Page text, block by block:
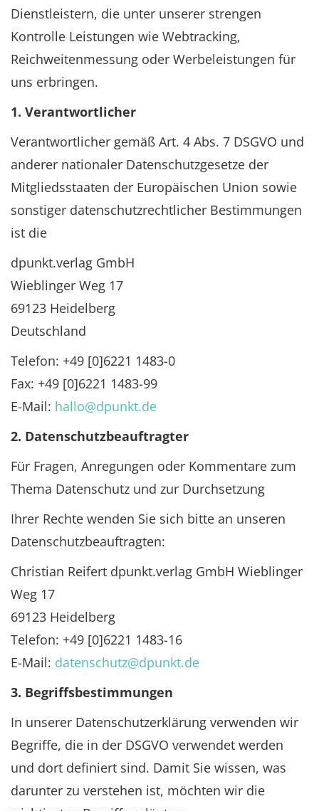
Dienstleistern, die unter unserer strengen
Kontrolle Leistungen wie Webtracking,
Reichweitenmessung oder Werbeleistungen für
uns erbringen.
1. Verantwortlicher
Verantwortlicher gemäß Art. 4 Abs. 7 DSGVO und
anderer nationaler Datenschutzgesetze der
Mitgliedsstaaten der Europäischen Union sowie
sonstiger datenschutzrechtlicher Bestimmungen
ist die
dpunkt.verlag GmbH
Wieblinger Weg 17
69123 Heidelberg
Deutschland
Telefon: +49 [0]6221 1483-0
Fax: +49 [0]6221 1483-99
E-Mail: hallo@dpunkt.de
2. Datenschutzbeauftragter
Für Fragen, Anregungen oder Kommentare zum
Thema Datenschutz und zur Durchsetzung
Ihrer Rechte wenden Sie sich bitte an unseren
Datenschutzbeauftragten:
Christian Reifert dpunkt.verlag GmbH Wieblinger
Weg 17
69123 Heidelberg
Telefon: +49 [0]6221 1483-16
E-Mail: datenschutz@dpunkt.de
3. Begriffsbestimmungen
In unserer Datenschutzerklärung verwenden wir
Begriffe, die in der DSGVO verwendet werden
und dort definiert sind. Damit Sie wissen, was
darunter zu verstehen ist, möchten wir die